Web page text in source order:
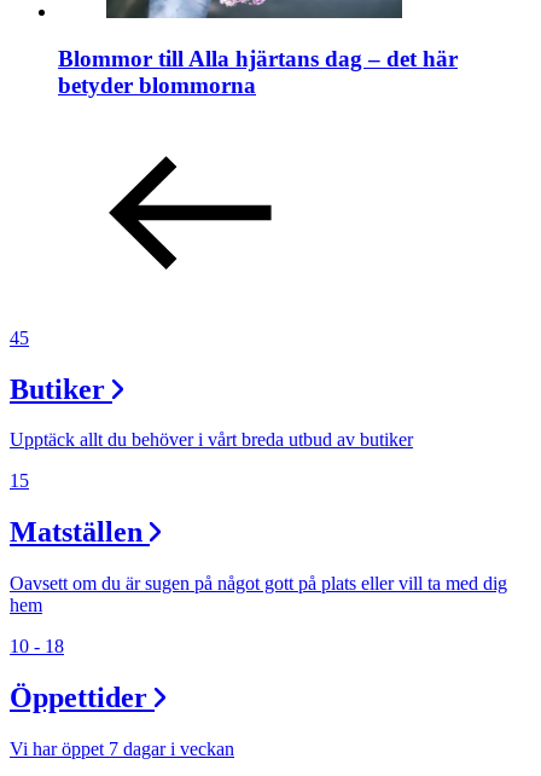
Blommor till Alla hjärtans dag – det här
betyder blommorna
45
Butiker
Upptäck allt du behöver i vårt breda utbud av butiker
15
Matställen
Oavsett om du är sugen på något gott på plats eller vill ta med dig
hem
10 - 18
Öppettider
Vi har öppet 7 dagar i veckan